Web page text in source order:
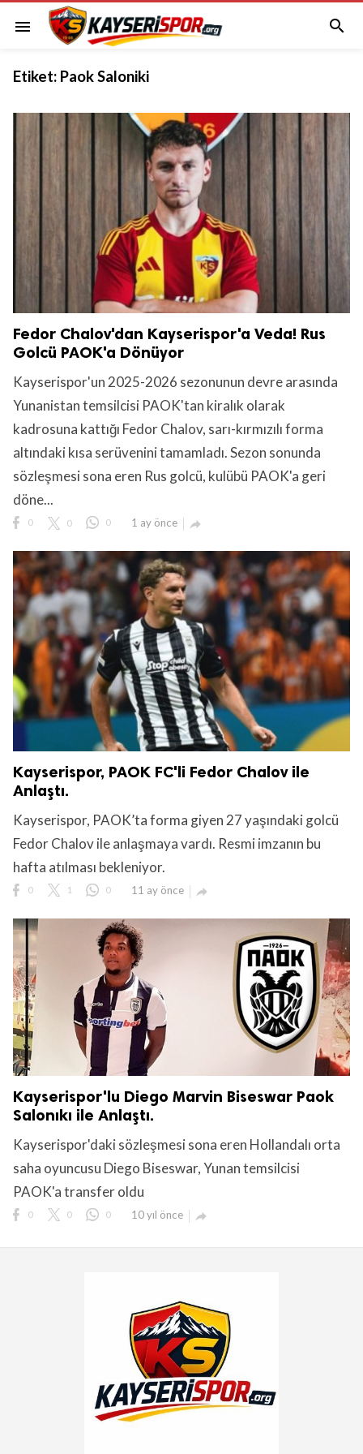
menu 
Etiket: Paok Saloniki
Fedor Chalov'dan Kayserispor'a Veda! Rus
Golcü PAOK'a Dönüyor
Kayserispor'un 2025-2026 sezonunun devre arasında
Yunanistan temsilcisi PAOK'tan kiralık olarak
kadrosuna kattığı Fedor Chalov, sarı-kırmızılı forma
altındaki kısa serüvenini tamamladı. Sezon sonunda
sözleşmesi sona eren Rus golcü, kulübü PAOK'a geri
döne...
0 0 0 1 ay önce 
Kayserispor, PAOK FC'li Fedor Chalov ile
Anlaştı.
Kayserispor, PAOK’ta forma giyen 27 yaşındaki golcü
Fedor Chalov ile anlaşmaya vardı. Resmi imzanın bu
hafta atılması bekleniyor.
0 1 0 11 ay önce 
Kayserispor'lu Diego Marvin Biseswar Paok
Salonıkı ile Anlaştı.
Kayserispor'daki sözleşmesi sona eren Hollandalı orta
saha oyuncusu Diego Biseswar, Yunan temsilcisi
PAOK'a transfer oldu
0 0 0 10 yıl önce 